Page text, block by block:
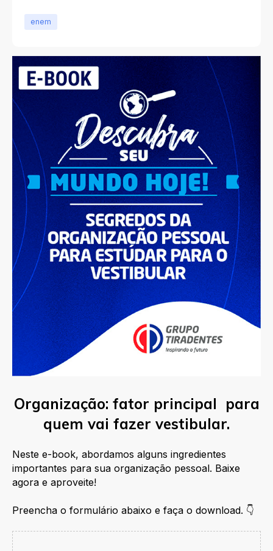
enem
Organização: fator principal para
quem vai fazer vestibular.
Neste e-book, abordamos alguns ingredientes
importantes para sua organização pessoal. Baixe
agora e aproveite!
Preencha o formulário abaixo e faça o download. 👇